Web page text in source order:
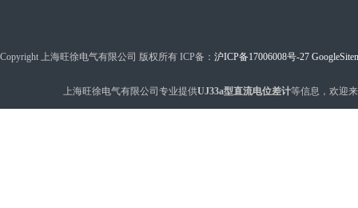
Copyright 上海旺徐电气有限公司 版权所有 ICP备： 沪ICP备17006008号-27
上海旺徐电气有限公司专业提供UJ33a型直流电位差计等信息，欢迎